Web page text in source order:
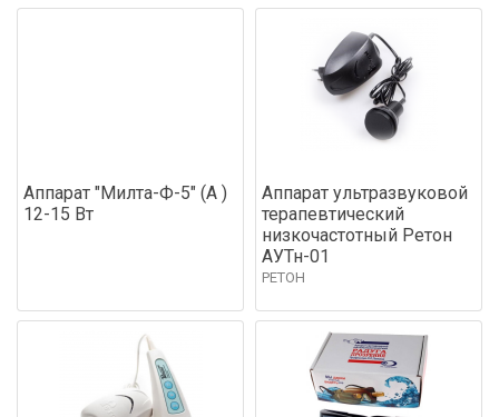
Аппарат "Милта-Ф-5" (А )
12-15 Вт
Аппарат ультразвуковой
терапевтический
низкочастотный Ретон
АУТн-01
РЕТОН